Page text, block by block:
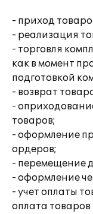
- приход
- реализация
- торговля
как в момент
подготовкой
- возврат
-
товаров;
- оформление
ордеров;
- перемещение
- оформление
- учет оплаты
оплата